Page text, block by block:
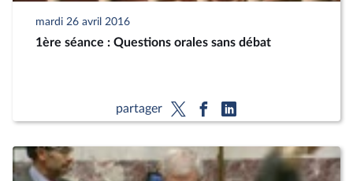
mardi 26 avril 2016
1ère séance : Questions orales sans débat
partager